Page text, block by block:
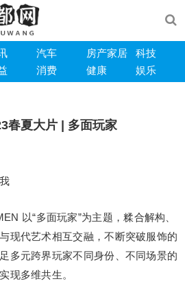
汽车 房产家居
科技
消费 健康 娱乐
春夏大片 | 多面玩家
以“多面玩家”为主题，糅合解构、
现代艺术相互交融，不断突破服饰的
多元跨界玩家不同身份、不同场景的
现多维共生。